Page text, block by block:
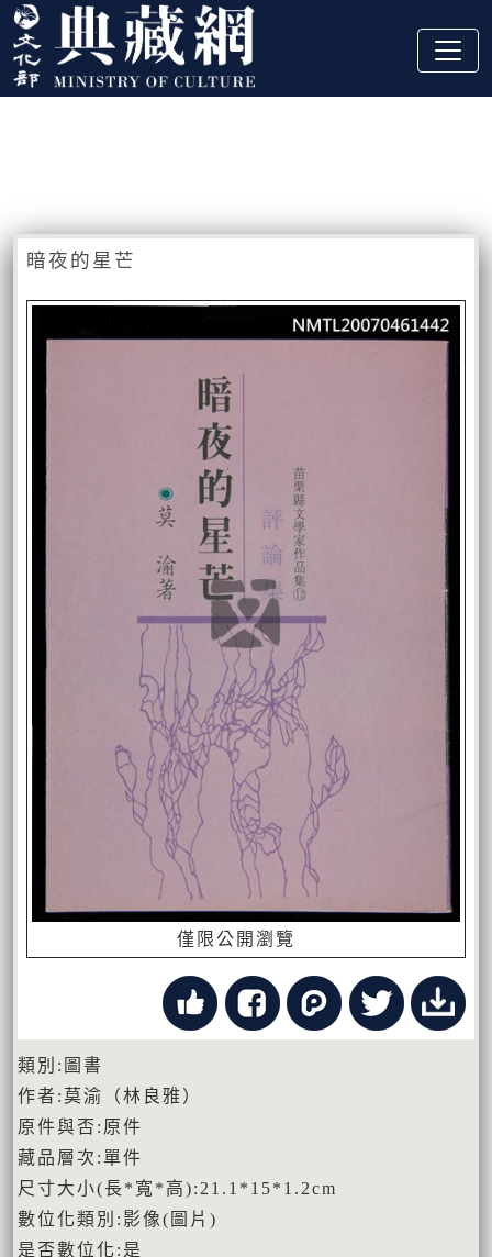
跳到主要內容
:::
暗夜的星芒
僅限公開瀏覽
類別:圖書
作者:莫渝（林良雅）
原件與否:原件
藏品層次:單件
尺寸大小(長*寬*高):21.1*15*1.2cm
數位化類別:影像(圖片)
是否數位化:是